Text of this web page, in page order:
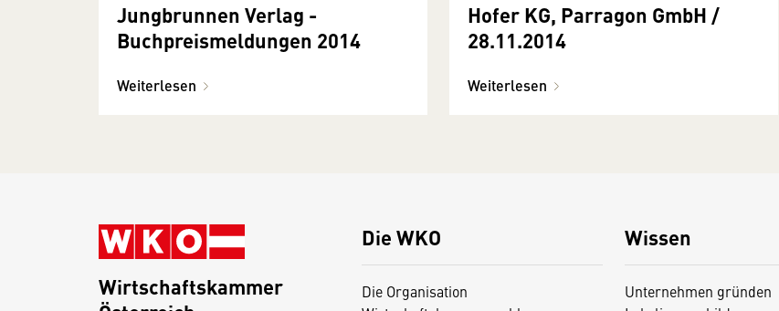
Jungbrunnen Verlag -
Buchpreismeldungen 2014
Weiterlesen
Hofer KG, Parragon GmbH /
28.11.2014
Weiterlesen
Die WKO
Die Organisation
Wissen
Unternehmen gründen
Wirtschaftskammer